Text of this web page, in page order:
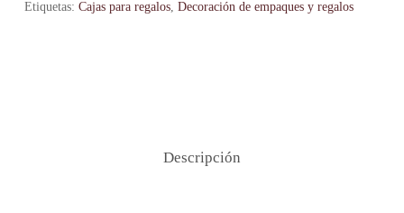
Etiquetas: Cajas para regalos, Decoración de empaques y regalos
Descripción